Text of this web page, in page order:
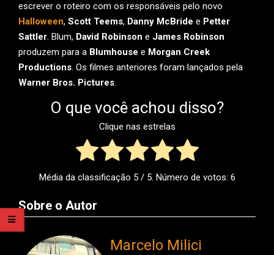
escrever o roteiro com os responsáveis pelo novo
Halloween, Scott Teems, Danny McBride e Petter
Sattler. Blum, David Robinson e James Robinson
produzem para a Blumhouse e Morgan Creek
Productions. Os filmes anteriores foram lançados pela
Warner Bros. Pictures.
O que você achou disso?
Clique nas estrelas
Média da classificação 5/ 5. Número de votos: 6
Sobre o Autor
Marcelo Milici